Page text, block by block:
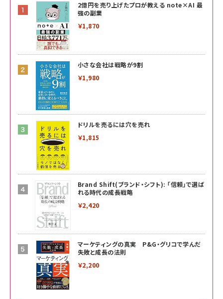
2億円を売り上げたプロが教える note×AI 最
強の副業
￥1,870
小さな会社は戦略が9割
￥1,980
ドリルを売るには穴を売れ
￥1,815
Brand Shift(ブランド・シフト): 「信頼」で選ば
れる時代の成長戦略
￥2,420
マーケティングの真実 P&G・グリコで学んだ
失敗と成長の法則
￥2,200